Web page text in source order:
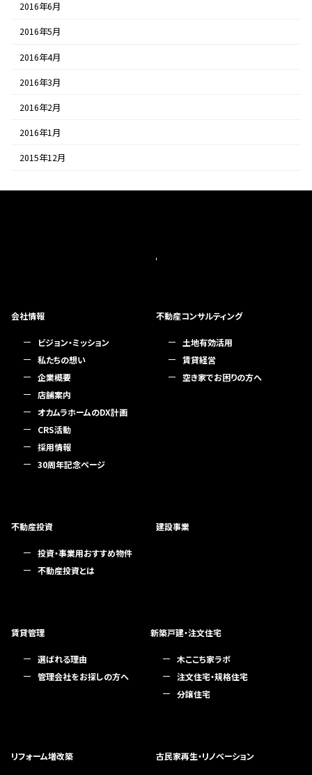
2016年6月
2016年5月
2016年4月
2016年3月
2016年2月
2016年1月
2015年12月
会社情報
ビジョン・ミッション
私たちの想い
企業概要
店舗案内
オカムラホームのDX計画
CRS活動
採用情報
30周年記念ページ
不動産コンサルティング
土地有効活用
賃貸経営
空き家でお困りの方へ
不動産投資
投資・事業用おすすめ物件
不動産投資とは
建設事業
賃貸管理
選ばれる理由
管理会社をお探しの方へ
新築戸建・注文住宅
木ここち家ラボ
注文住宅・規格住宅
分譲住宅
リフォーム増改築 古民家再生・リノベーション